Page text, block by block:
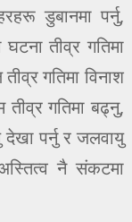
डुबानमा पर्नु,
तीव्र गतिमा
गतिमा विनाश
गतिमा बढ्नु,
पर्नु र जलवायु
नै संकटमा